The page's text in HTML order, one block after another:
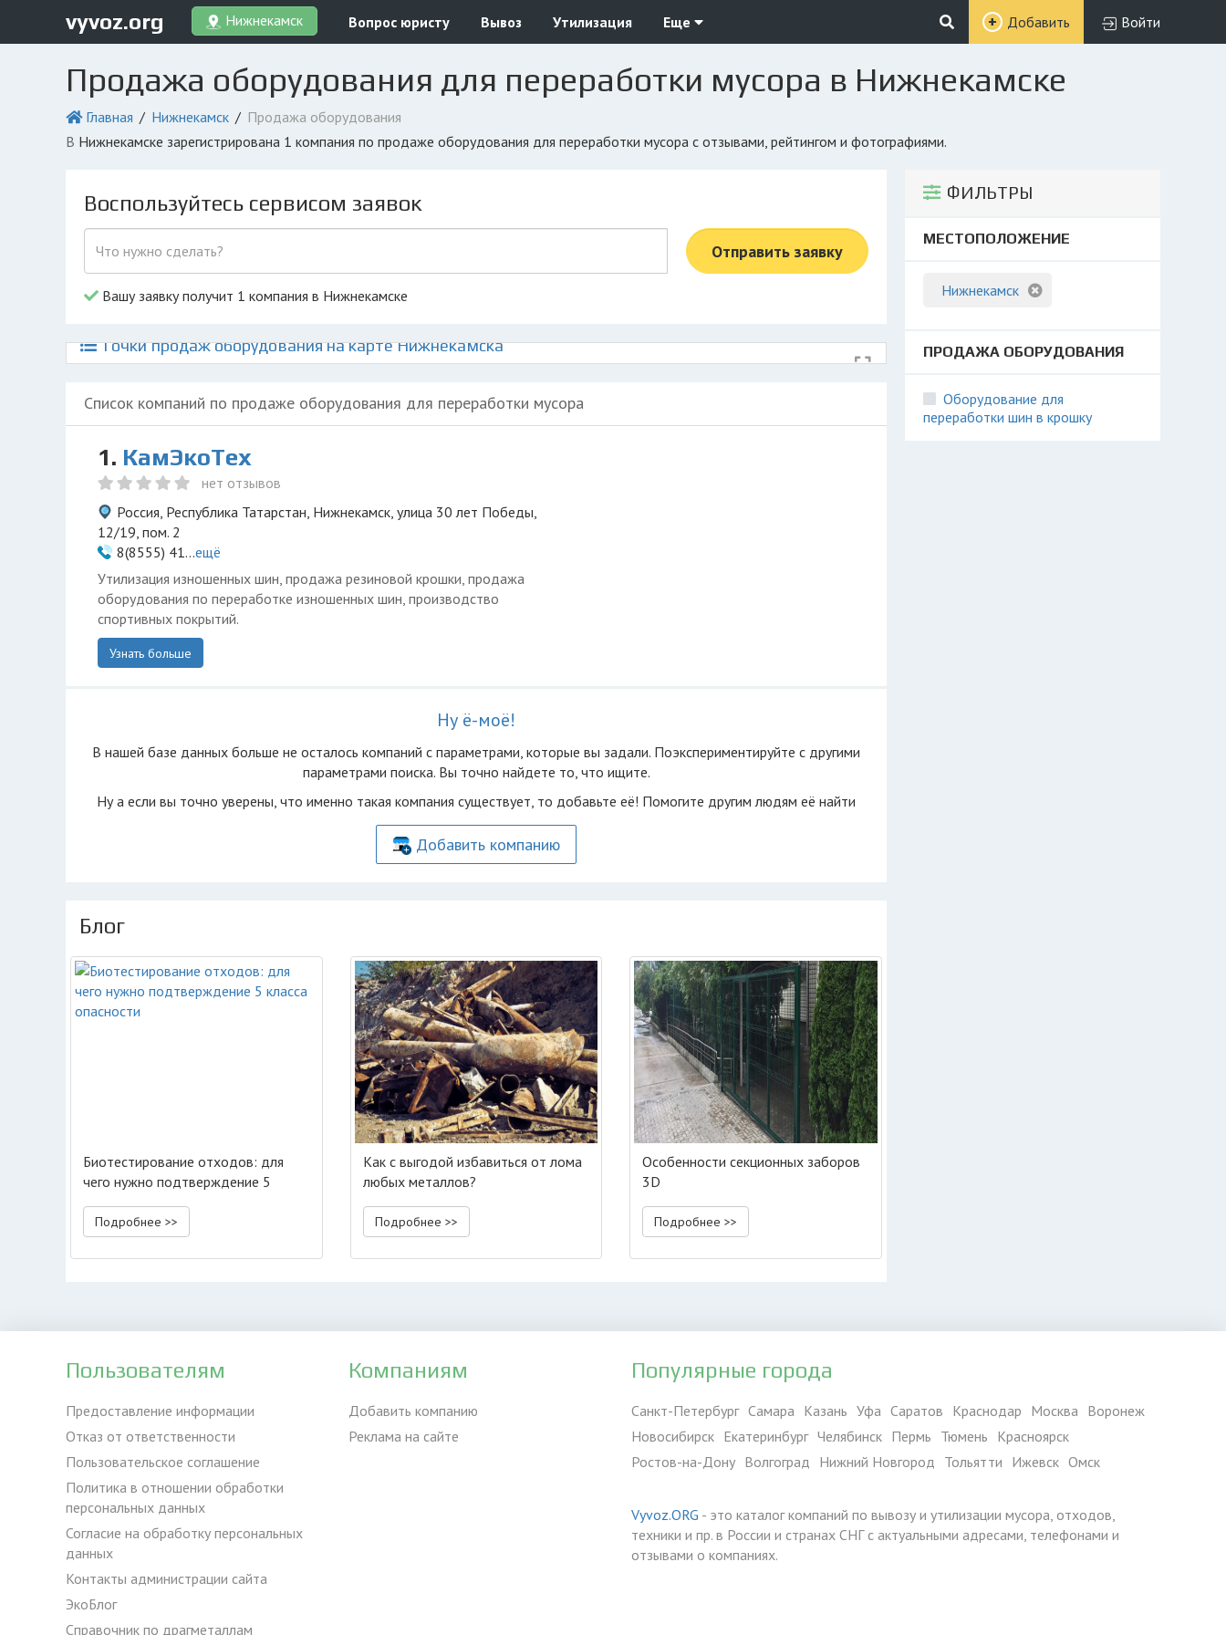
vyvoz.org Нижнекамск Вопрос юристу Вывоз Утилизация Еще Добавить Войти
Продажа оборудования для переработки мусора в Нижнекамске
Главная Нижнекамск
Продажа оборудования
в Нижнекамске зарегистрирована 1 компания по продаже оборудования для переработки мусора с отзывами, рейтингом и фотографиями.
ФИЛЬТРЫ
МЕСТОПОЛОЖЕНИЕ
Нижнекамск
ПРОДАЖА ОБОРУДОВАНИЯ
Оборудование для
переработки шин в крошку
Воспользуйтесь сервисом заявок
Отправить заявку
Вашу заявку получит 1 компания в Нижнекамске
Точки продаж оборудования на карте Нижнекамска
Список компаний по продаже оборудования для переработки мусора
1. КамЭкоТех
нет отзывов
Россия, Республика Татарстан, Нижнекамск, улица 30 лет Победы,
12/19, пом. 2
8(8555) 41...ещё
Утилизация изношенных шин, продажа резиновой крошки, продажа
оборудования по переработке изношенных шин, производство
спортивных покрытий.
Узнать больше
Ну ё-моё!
В нашей базе данных больше не осталоcь компаний с параметрами, которые вы задали. Поэкспериментируйте с другими
параметрами поиска. Вы точно найдете то, что ищите.
Ну а если вы точно уверены, что именно такая компания существует, то добавьте её! Помогите другим людям её найти
Добавить компанию
Блог
Биотестирование отходов: для
чего нужно подтверждение 5
класса опасности
Подробнее >>
Как с выгодой избавиться от лома
любых металлов?
Подробнее >>
Особенности секционных заборов
3D
Подробнее >>
Пользователям
Предоставление информации
Отказ от ответственности
Пользовательское соглашение
Политика в отношении обработки
персональных данных
Согласие на обработку персональных
данных
Контакты администрации сайта
ЭкоБлог
Справочник по драгметаллам
Компаниям
Добавить компанию
Реклама на сайте
Популярные города
Санкт-Петербург Самара Казань Уфа Саратов Краснодар Москва Воронеж
Новосибирск Екатеринбург Челябинск Пермь Тюмень Красноярск
Ростов-на-Дону Волгоград Нижний Новгород Тольятти Ижевск Омск
Vyvoz.ORG - это каталог компаний по вывозу и утилизации мусора, отходов,
техники и пр. в России и странах СНГ с актуальными адресами, телефонами и
отзывами о компаниях.